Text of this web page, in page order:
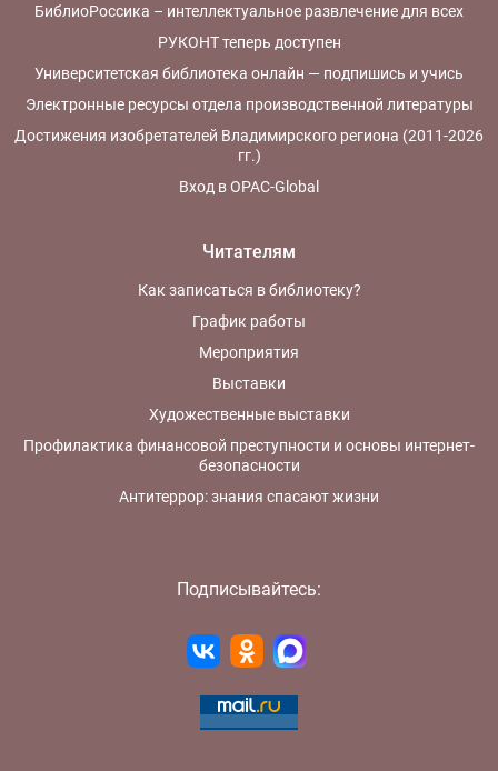
БиблиоРоссика – интеллектуальное развлечение для всех
РУКОНТ теперь доступен
Университетская библиотека онлайн — подпишись и учись
Электронные ресурсы отдела производственной литературы
Достижения изобретателей Владимирского региона (2011-2026
гг.)
Вход в OPAC-Global
Читателям
Как записаться в библиотеку?
График работы
Мероприятия
Выставки
Художественные выставки
Профилактика финансовой преступности и основы интернет-
безопасности
Антитеррор: знания спасают жизни
Подписывайтесь: